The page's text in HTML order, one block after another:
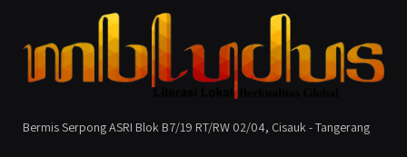
Bermis Serpong ASRI Blok B7/19 RT/RW 02/04, Cisauk - Tangerang